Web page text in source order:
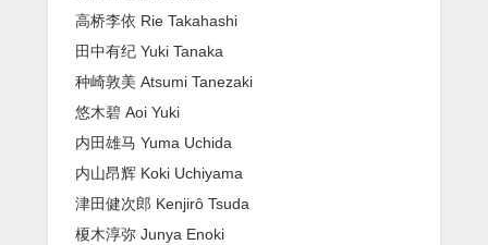
高桥李依 Rie Takahashi
田中有纪 Yuki Tanaka
种崎敦美 Atsumi Tanezaki
悠木碧 Aoi Yuki
内田雄马 Yuma Uchida
内山昂辉 Koki Uchiyama
津田健次郎 Kenjirô Tsuda
榎木淳弥 Junya Enoki